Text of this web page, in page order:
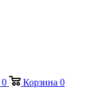
0 Корзина 0